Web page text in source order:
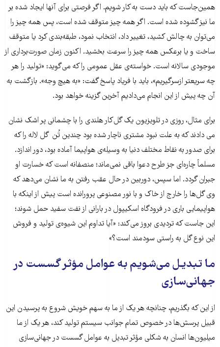
همین‌جاست که باید دست ‌به کار شویم. اگر فرصتی برای آنها ایجاد ‌شده بر
ما نیز گشوده شده‌ است. اگر همه چیز متوقف ‌شده است، پس همه چیز را
می‌توان به چالش کشید، تغییر ‌داد، انتخاب نمود، طبقه‌بندی کرد یا متوقف
ساخت و یا برعکس همه چیز را سرعت بخشید. اکنون زمان صورت‌برداری از
موجودی سالانه است. خواسته‌ی عقل عمومی را که می‌گوید: «تولید را هر
چه سریعتر از‌سر‌گیریم»، باید با فریاد پاسخ گفت: «به هیچ وجه». بازگشت به
آن چه پیش از این انجام‌ می‌دادیم آخرین گزینه خواهد بود.
برای مثال، روزی در تلویزیون یک گل‌کار هلندی را با چشمانی پر اشک نشان
می دادند که به علت نبود مشتری ناچار ‌شده بود چندین تُن گل لاله را که
برای صدور به نقاط مختلف دنیا به وسیله‌ی هواپیما آماده ‌بود، دور ‌اندازد.
مسلماً چاره‌ای جز طرح دعوا باقی ‌نمی‌ماند؛ منصفانه است که خسارت او
جبران ‌گردد. اما سپس، دوربین در حال عقب ‌رفتن به ما نشان می‌دهد که
وی گل‌ها را خارج از خاک و با نور مصنوعی پرورانده ‌است پیش از اینکه با
هواپیمایی باری در فرودگاه اسکیپول در بارانی از نفت سفید حمل شوند؛
این جاست که تردیدی بروز ‌می‌کند: «آیا تداوم این شیوه‌ی تولید و فروش
این نوع گل به راستی سودمند است؟»
ما تبدیل‌ می‌شویم به عوامل مؤثر گسست در
جهانی‌سازی
از این که بگذریم، چنانچه هر یک از ما به سهم خویش شروع به پرسیدن این
قبیل پرسش‌ها در خصوص تمام جوانب سیستم تولید کند، هر یک از ما
میلیون‌ها انسان به شکلی مؤثر تبدیل به عوامل گسست در جهانی‌سازی